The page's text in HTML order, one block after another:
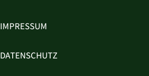
IMPRESSUM
DATENSCHUTZ